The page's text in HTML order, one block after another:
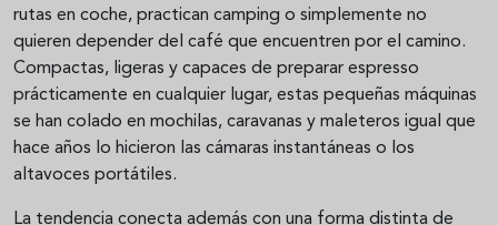
rutas en coche, practican camping o simplemente no
quieren depender del café que encuentren por el camino.
Compactas, ligeras y capaces de preparar espresso
prácticamente en cualquier lugar, estas pequeñas máquinas
se han colado en mochilas, caravanas y maleteros igual que
hace años lo hicieron las cámaras instantáneas o los
altavoces portátiles.
La tendencia conecta además con una forma distinta de